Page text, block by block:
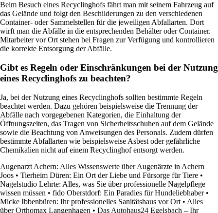
Beim Besuch eines Recyclinghofs fährt man mit seinem Fahrzeug auf
das Gelände und folgt den Beschilderungen zu den verschiedenen
Container- oder Sammelstellen für die jeweiligen Abfallarten. Dort
wirft man die Abfälle in die entsprechenden Behälter oder Container.
Mitarbeiter vor Ort stehen bei Fragen zur Verfügung und kontrollieren
die korrekte Entsorgung der Abfälle.
Gibt es Regeln oder Einschränkungen bei der Nutzung
eines Recyclinghofs zu beachten?
Ja, bei der Nutzung eines Recyclinghofs sollten bestimmte Regeln
beachtet werden. Dazu gehören beispielsweise die Trennung der
Abfälle nach vorgegebenen Kategorien, die Einhaltung der
Öffnungszeiten, das Tragen von Sicherheitsschuhen auf dem Gelände
sowie die Beachtung von Anweisungen des Personals. Zudem dürfen
bestimmte Abfallarten wie beispielsweise Asbest oder gefährliche
Chemikalien nicht auf einem Recyclinghof entsorgt werden.
Augenarzt Achern: Alles Wissenswerte über Augenärzte in Achern
Joos • Tierheim Düren: Ein Ort der Liebe und Fürsorge für Tiere •
Nagelstudio Lehrte: Alles, was Sie über professionelle Nagelpflege
wissen müssen • fido Oberstdorf: Ein Paradies für Hundeliebhaber•
Micke Ibbenbüren: Ihr professionelles Sanitätshaus vor Ort • Alles
über Orthomax Langenhagen • Das Autohaus24 Egelsbach – Ihr